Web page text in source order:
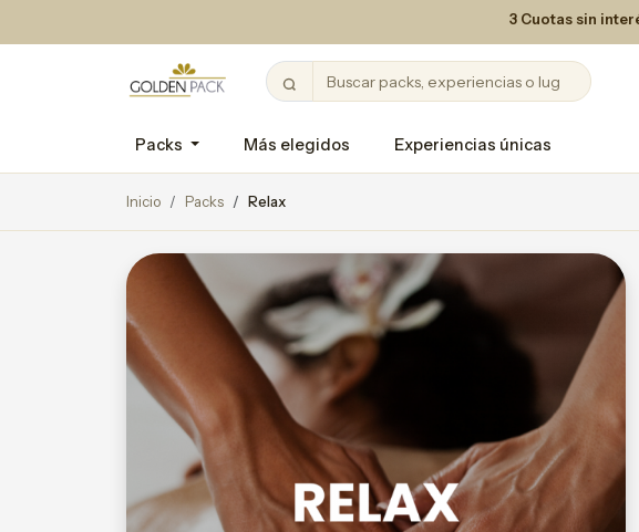
3 Cuotas sin
Packs Más elegidos Experiencias únicas
Inicio Packs Relax